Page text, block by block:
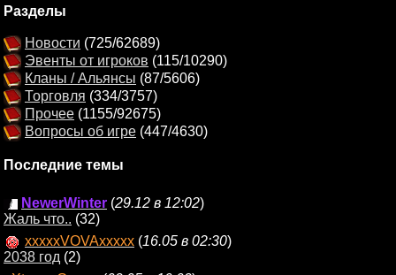
Разделы
Новости (725/62689)
Эвенты от игроков (115/10290)
Кланы / Альянсы (87/5606)
Торговля (334/3757)
Прочее (1155/92675)
Вопросы об игре (447/4630)
Последние темы
NewerWinter (29.12 в 12:02)
Жаль что.. (32)
xxxxxVOVAxxxxx (16.05 в 02:30)
2038 год (2)